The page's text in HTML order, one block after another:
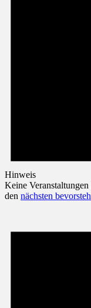
Hinweis
Keine
den nächsten